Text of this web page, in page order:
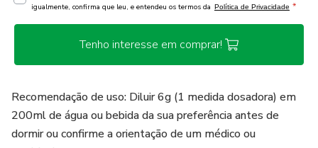
igualmente, confirma que leu, e entendeu os termos da Política de Privacidade *
Tenho interesse em comprar!
Recomendação de uso: Diluir 6g (1 medida dosadora) em
200ml de água ou bebida da sua preferência antes de
dormir ou confirme a orientação de um médico ou